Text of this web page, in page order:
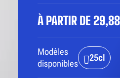
À PARTIR DE 29,88
Modèles
disponibles
25cl